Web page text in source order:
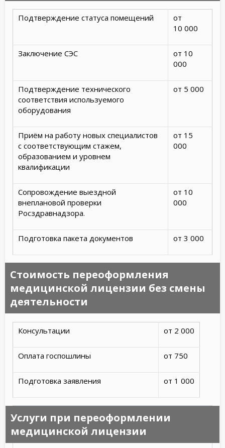
Подтверждение статуса помещений
от
10 000
Заключение СЭС
от 10
000
Подтверждение технического
соответствия используемого
оборудования
от 5 000
Приём на работу новых специалистов
с соответствующим стажем,
образованием и уровнем
квалификации
от 15
000
Сопровождение выездной
внеплановой проверки
Росздравнадзора.
от 10
000
Подготовка пакета документов от 3 000
Стоимость переоформления
медицинской лицензии без смены
деятельности
Консультации от 2 000
Оплата госпошлины от 750
Подготовка заявления от 1 000
Услуги при переоформлении
медицинской лицензии